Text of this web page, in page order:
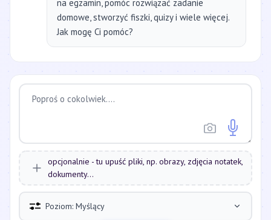
na egzamin, pomóc rozwiązać zadanie
domowe, stworzyć fiszki, quizy i wiele więcej.
Jak mogę Ci pomóc?
opcjonalnie - tu upuść pliki, np. obrazy, zdjęcia notatek,
dokumenty...
Poziom: Myślący